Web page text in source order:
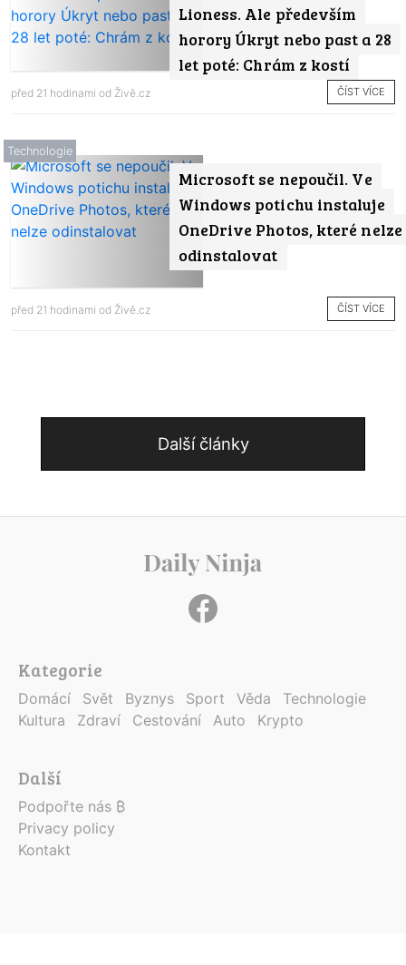
Lioness. Ale především
horory Úkryt nebo past a 28
let poté: Chrám z kostí
před 21 hodinami od Živě.cz ČÍST VÍCE
Microsoft se nepoučil. Ve
Windows potichu instaluje
OneDrive Photos, které nelze
odinstalovat
Technologie
před 21 hodinami od Živě.cz ČÍST VÍCE
Další články
Kategorie
Domácí Svět Byznys Sport Věda
Technologie
Kultura
Zdraví Cestování Auto Krypto
Další
Podpořte nás ₿
Privacy policy
Kontakt